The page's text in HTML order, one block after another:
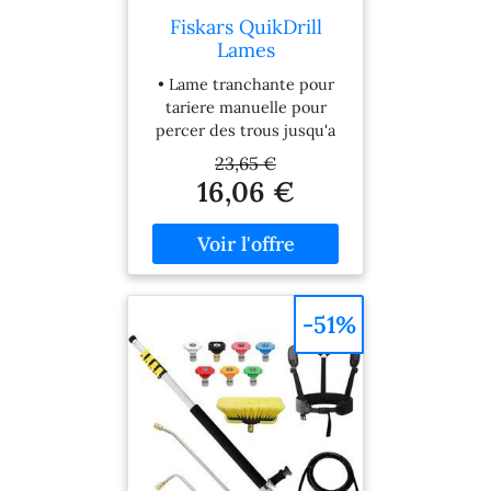
Fiskars QuikDrill
Lames
Interchangeables
20cm (134737)
1000641
• Lame tranchante pour
tariere manuelle pour
percer des trous jusqu'a
20 cm de diametre dans
le sol, Pour planter des
fleurs, plantes et arbustes
et pour la pose de piquets
de clôture de taille
moyenne, Convient aussi
pour l'aération du sol et
du compost • Pénétration
facile des lames dans le
sol, Ne bloque pas sur les
racines et les petites
pierres • Fixation facile
des lames sur la tariere
manuelle, Utilisation des
lames de remplacement
23,65 €
16,06 €
-51%